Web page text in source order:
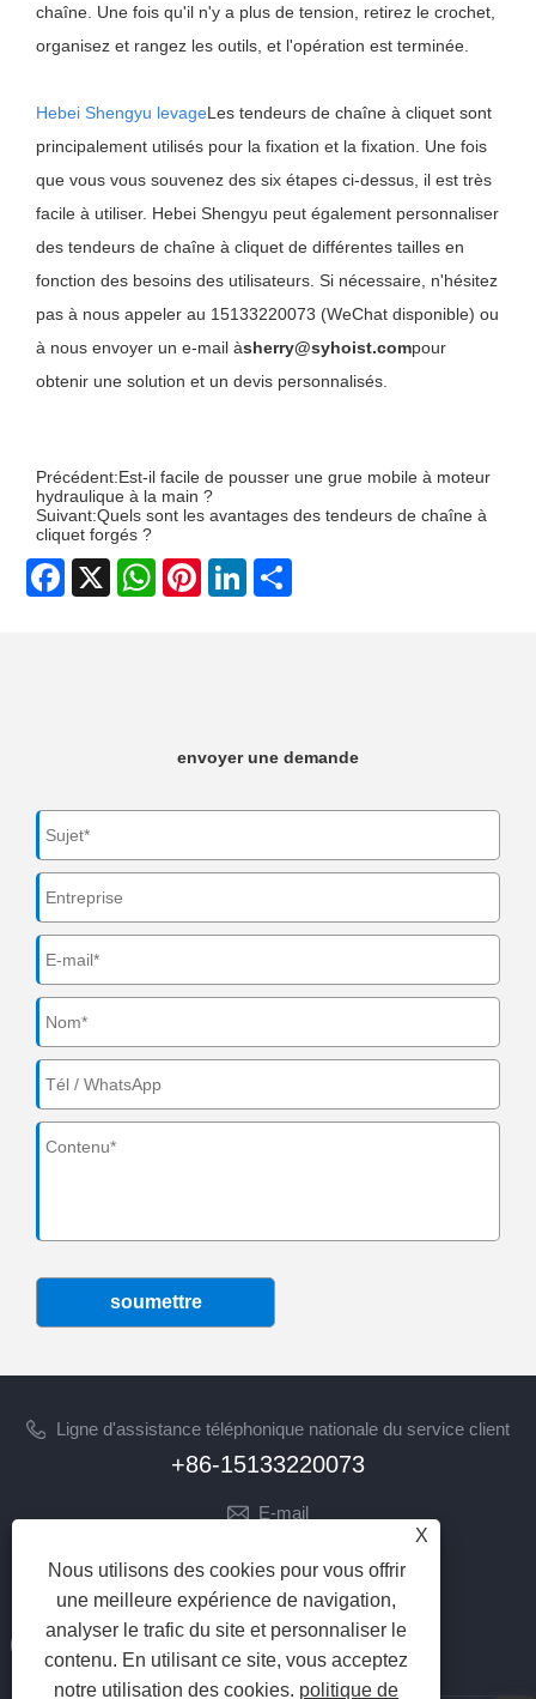
chaîne. Une fois qu'il n'y a plus de tension, retirez le crochet,
organisez et rangez les outils, et l'opération est terminée.
Hebei Shengyu levageLes tendeurs de chaîne à cliquet sont
principalement utilisés pour la fixation et la fixation. Une fois
que vous vous souvenez des six étapes ci-dessus, il est très
facile à utiliser. Hebei Shengyu peut également personnaliser
des tendeurs de chaîne à cliquet de différentes tailles en
fonction des besoins des utilisateurs. Si nécessaire, n'hésitez
pas à nous appeler au 15133220073 (WeChat disponible) ou
à nous envoyer un e-mail àsherry@syhoist.compour
obtenir une solution et un devis personnalisés.
Précédent:Est-il facile de pousser une grue mobile à moteur
hydraulique à la main ?
Suivant:Quels sont les avantages des tendeurs de chaîne à
cliquet forgés ?
Facebook
X WhatsAppPinterestLinkedIn
envoyer une demande
soumettre
Ligne d'assistance téléphonique nationale du service client
+86-15133220073
E-mail
SUIVEZ-NOUS
X
Nous utilisons des cookies pour vous offrir
une meilleure expérience de navigation,
analyser le trafic du site et personnaliser le
contenu. En utilisant ce site, vous acceptez
notre utilisation des cookies. politique de